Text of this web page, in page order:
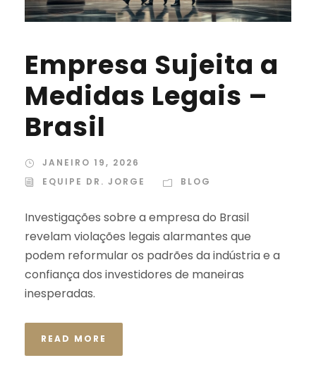
Empresa Sujeita a
Medidas Legais –
Brasil
JANEIRO 19, 2026
EQUIPE DR. JORGE
BLOG
Investigações sobre a empresa do Brasil
revelam violações legais alarmantes que
podem reformular os padrões da indústria e a
confiança dos investidores de maneiras
inesperadas.
READ MORE